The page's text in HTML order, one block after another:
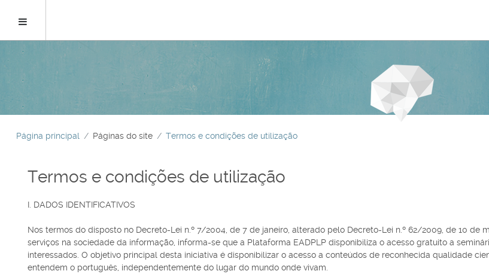
conteúdo
principal
Página principal Páginas do site Termos e condições de utilização
Termos e condições de utilização
I. DADOS IDENTIFICATIVOS
Nos termos do disposto no Decreto-Lei n.º 7/2004, de 7 de janeiro, alterado pelo Decreto-Lei n.º 62/2009, de 10 de
serviços na sociedade da informação, informa-se que a Plataforma EADPLP disponibiliza o acesso gratuito a
interessados. O objetivo principal desta iniciativa é disponibilizar o acesso a conteúdos de reconhecida qualidade
entendem o português, independentemente do lugar do mundo onde vivam.